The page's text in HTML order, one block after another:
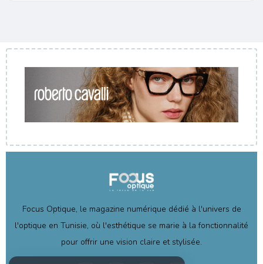
Focus Optique, le magazine numérique dédié à l'univers de
l'optique en Tunisie, où l'esthétique se marie à la fonctionnalité
pour offrir une vision claire et stylisée.